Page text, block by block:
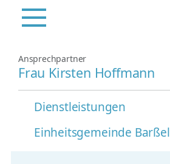
Ansprechpartner
Frau Kirsten Hoffmann
Dienstleistungen
Einheitsgemeinde Barßel